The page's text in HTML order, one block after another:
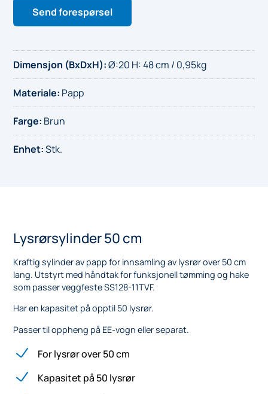
Send forespørsel
Dimensjon (BxDxH):Ø:20 H: 48 cm / 0,95kg
Materiale: Papp
Farge: Brun
Enhet:Stk.
Lysrørsylinder 50 cm
Kraftig sylinder av papp for innsamling av lysrør over 50 cm
lang. Utstyrt med håndtak for funksjonell tømming og hake
som passer veggfeste SS128-11TVF.
Har en kapasitet på opptil 50 lysrør.
Passer til oppheng på EE-vogn eller separat.
For lysrør over 50 cm
Kapasitet på 50 lysrør